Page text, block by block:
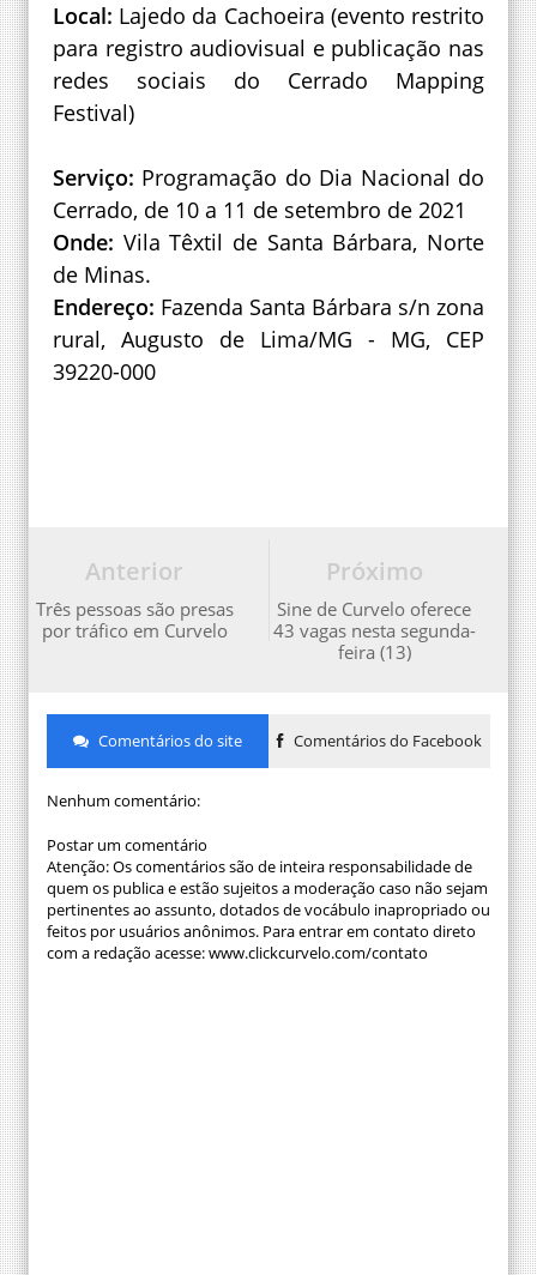
Local: Lajedo da Cachoeira (evento restrito
para registro audiovisual e publicação nas
redes sociais do Cerrado Mapping
Festival)
Serviço: Programação do Dia Nacional do
Cerrado, de 10 a 11 de setembro de 2021
Onde: Vila Têxtil de Santa Bárbara, Norte
de Minas.
Endereço: Fazenda Santa Bárbara s/n zona
rural, Augusto de Lima/MG - MG, CEP
39220-000
Próximo
Sine de Curvelo oferece
43 vagas nesta segunda-
feira (13)
Anterior
Três pessoas são presas
por tráfico em Curvelo
Comentários do site Comentários do Facebook
Nenhum comentário:
Postar um comentário
Atenção: Os comentários são de inteira responsabilidade de
quem os publica e estão sujeitos a moderação caso não sejam
pertinentes ao assunto, dotados de vocábulo inapropriado ou
feitos por usuários anônimos. Para entrar em contato direto
com a redação acesse: www.clickcurvelo.com/contato